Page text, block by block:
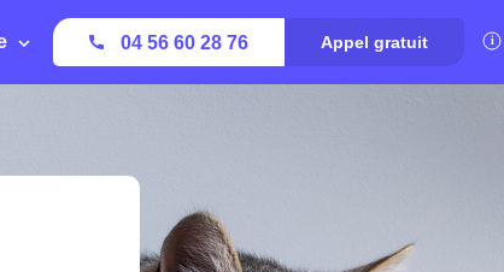
04 56 60 28 76 Appel gratuit